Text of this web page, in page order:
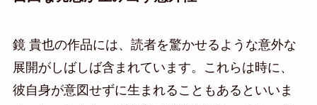
鏡 貴也の作品には、読者を驚かせるような意外な
展開がしばしば含まれています。これらは時に、
彼自身が意図せずに生まれることもあるといいま